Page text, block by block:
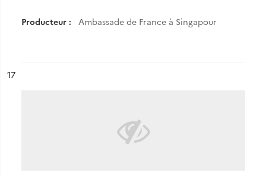
Producteur : Ambassade de France à Singapour
n°
17